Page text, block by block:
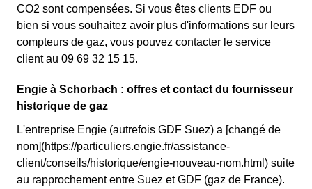
CO2 sont compensées. Si vous êtes clients EDF ou
bien si vous souhaitez avoir plus d'informations sur leurs
compteurs de gaz, vous pouvez contacter le service
client au 09 69 32 15 15.
Engie à Schorbach : offres et contact du fournisseur
historique de gaz
L'entreprise Engie (autrefois GDF Suez) a [changé de
nom](https://particuliers.engie.fr/assistance-
client/conseils/historique/engie-nouveau-nom.html) suite
au rapprochement entre Suez et GDF (gaz de France).